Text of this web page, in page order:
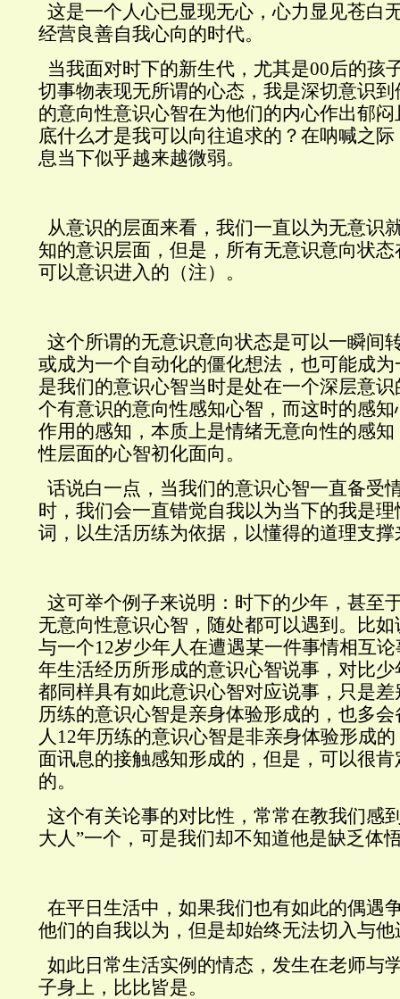
这是一个人心已显现无心，心力显见苍白
经营良善自我心向的时代。
当我面对时下的新生代，尤其是00后的孩
切事物表现无所谓的心态，我是深切意识
的意向性意识心智在为他们的内心作出郁
底什么才是我可以向往追求的？在呐喊之
息当下似乎越来越微弱。
从意识的层面来看，我们一直以为无意识
知的意识层面，但是，所有无意识意向状态
可以意识进入的（注）。
这个所谓的无意识意向状态是可以一瞬间
或成为一个自动化的僵化想法，也可能成
是我们的意识心智当时是处在一个深层意
个有意识的意向性感知心智，而这时的感
作用的感知，本质上是情绪无意向性的感
性层面的心智初化面向。
话说白一点，当我们的意识心智一直备受
时，我们会一直错觉自我以为当下的我是
词，以生活历练为依据，以懂得的道理支
这可举个例子来说明：时下的少年，甚至
无意向性意识心智，随处都可以遇到。比如
与一个12岁少年人在遭遇某一件事情相互
年生活经历所形成的意识心智说事，对比
都同样具有如此意识心智对应说事，只是
历练的意识心智是亲身体验形成的，也多
人 12年历练的意识心智是非亲身体验形成
面讯息的接触感知形成的，但是，可以很
的。
这个有关论事的对比性，常常在教我们感
大人”一个，可是我们却不知道他是缺乏体
在平日生活中，如果我们也有如此的偶遇
他们的自我以为，但是却始终无法切入与
如此日常生活实例的情态，发生在老师与
子身上，比比皆是。